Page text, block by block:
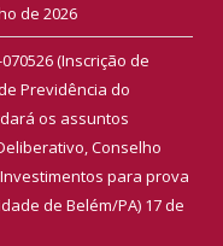
de 2026
070526 (Inscrição de
Previdência do
os assuntos
Conselho
para prova
de Belém/PA) 17 de